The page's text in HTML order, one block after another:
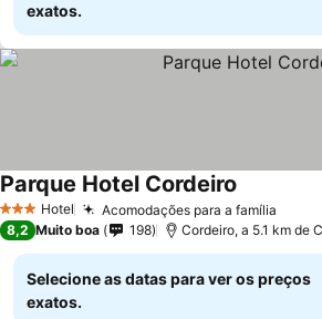
exatos.
3 EstrelasHotel Acomodações para a família
Parque Hotel Cordeiro
8,2 Muito boa 198 Cordeiro, a 5.1 km de
Selecione as datas para ver os preços
exatos.